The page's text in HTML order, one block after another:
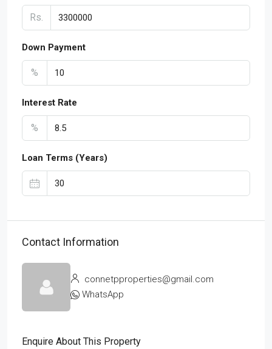
Rs.
Down Payment
%
Interest Rate
%
Loan Terms (Years)
Contact Information
connetpproperties@gmail.com
WhatsApp
Enquire About This Property